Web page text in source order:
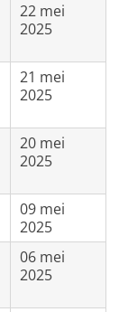
22 mei
2025
21 mei
2025
20 mei
2025
09 mei
2025
06 mei
2025